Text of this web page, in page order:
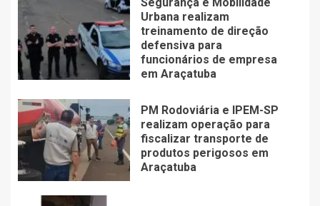
Urbana realizam
treinamento de direção
defensiva para
funcionários de empresa
em Araçatuba
PM Rodoviária e IPEM-SP
realizam operação para
fiscalizar transporte de
produtos perigosos em
Araçatuba